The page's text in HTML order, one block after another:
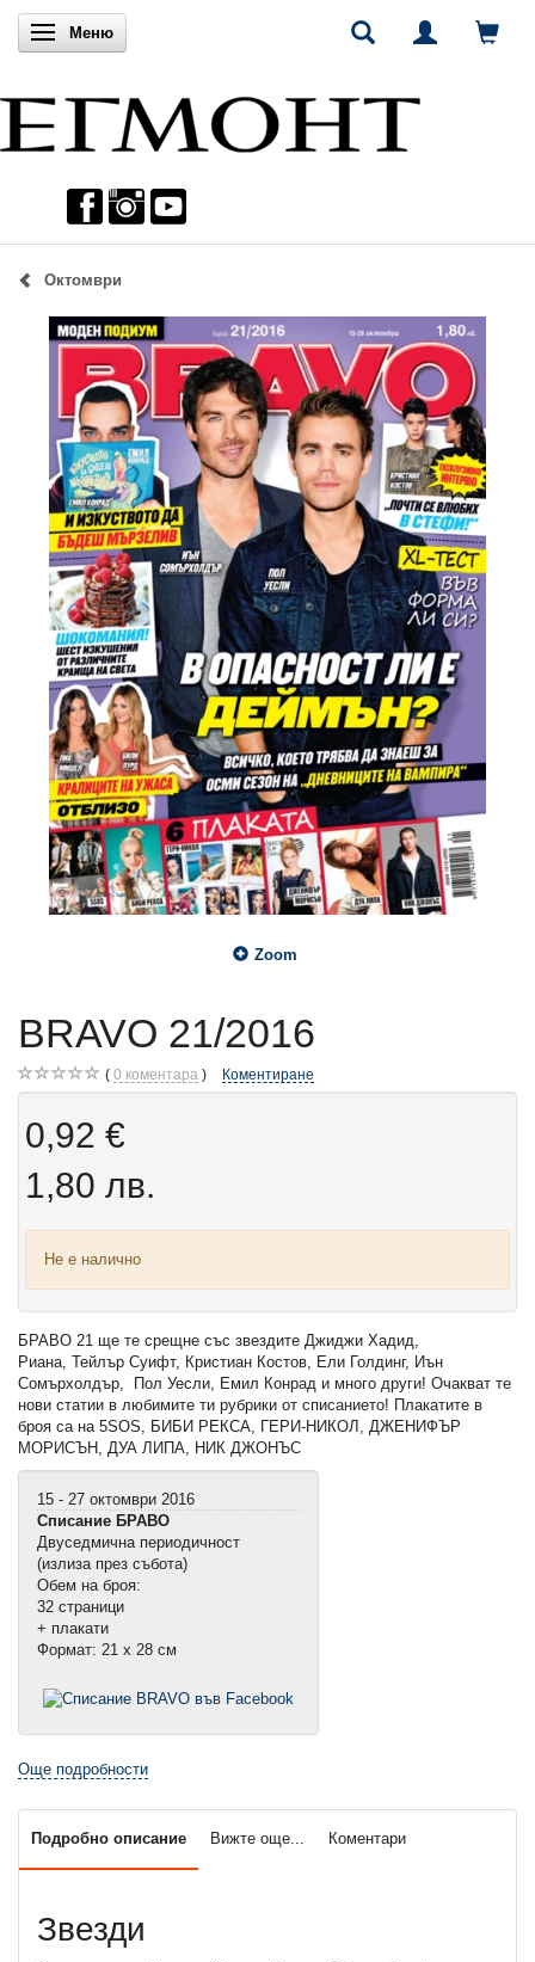
Включи навигацията
Меню
Октомври
Zoom
BRAVO 21/2016
0 коментара Коментиране
0,92 €
1,80 лв.
Не е налично
БРАВО 21 ще те срещне със звездите Джиджи Хадид,
Риана, Тейлър Суифт, Кристиан Костов, Ели Голдинг, Иън
Сомърхолдър, Пол Уесли, Емил Конрад и много други! Очакват те
нови статии в любимите ти рубрики от списанието! Плакатите в
броя са на 5SOS, БИБИ РЕКСА, ГЕРИ-НИКОЛ, ДЖЕНИФЪР
МОРИСЪН, ДУА ЛИПА, НИК ДЖОНЪС
15 - 27 октомври 2016
Списание БРАВО
Двуседмична периодичност
(излиза през събота)
Обем на броя:
32 страници
+ плакати
Формат: 21 х 28 см
Още подробности
Подробно описание Вижте още... Коментари
Звезди